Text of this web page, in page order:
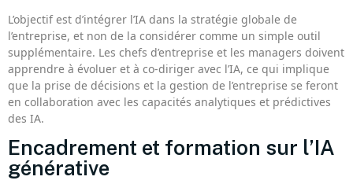
L’objectif est d’intégrer l’IA dans la stratégie globale de
l’entreprise, et non de la considérer comme un simple outil
supplémentaire. Les chefs d’entreprise et les managers doivent
apprendre à évoluer et à co-diriger avec l’IA, ce qui implique
que la prise de décisions et la gestion de l’entreprise se feront
en collaboration avec les capacités analytiques et prédictives
des IA.
Encadrement et formation sur l’IA
générative